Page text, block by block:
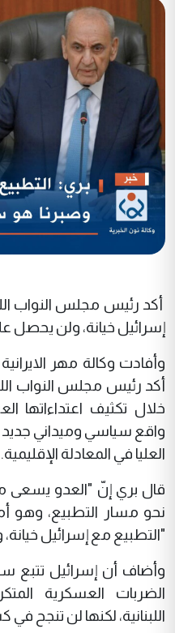
أكد رئيس مجلس النواب
إسرائيل خيانة، ولن يحصل
وأفادت وكالة مهر
أكد رئيس مجلس النواب
خلال تكثيف اعتداءاتها
واقع سياسي وميداني جديد
العليا في المعادلة الإقليمية.
قال بري إنّ "العدو يسعى
نحو مسار التطبيع،
"التطبيع مع إسرائيل
وأضاف أن إسرائيل تتبع
الضربات العسكرية
اللبنانية، لكنها لن تنجح في